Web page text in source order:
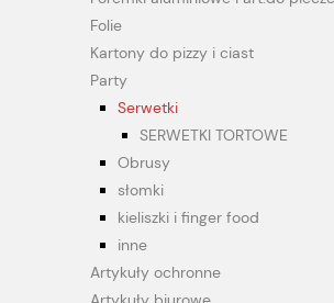
Folie
Kartony do pizzy i ciast
Party
Serwetki
SERWETKI TORTOWE
Obrusy
słomki
kieliszki i finger food
inne
Artykuły ochronne